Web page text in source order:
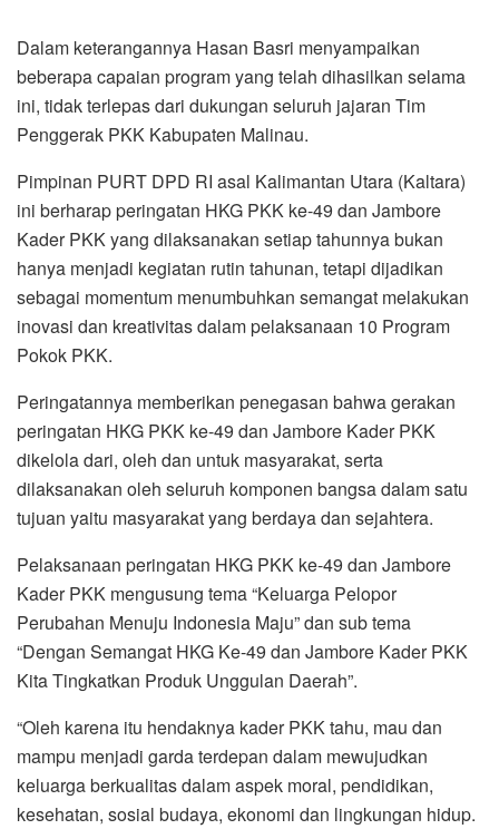
Dalam keterangannya Hasan Basri menyampaikan
beberapa capaian program yang telah dihasilkan selama
ini, tidak terlepas dari dukungan seluruh jajaran Tim
Penggerak PKK Kabupaten Malinau.
Pimpinan PURT DPD RI asal Kalimantan Utara (Kaltara)
ini berharap peringatan HKG PKK ke-49 dan Jambore
Kader PKK yang dilaksanakan setiap tahunnya bukan
hanya menjadi kegiatan rutin tahunan, tetapi dijadikan
sebagai momentum menumbuhkan semangat melakukan
inovasi dan kreativitas dalam pelaksanaan 10 Program
Pokok PKK.
Peringatannya memberikan penegasan bahwa gerakan
peringatan HKG PKK ke-49 dan Jambore Kader PKK
dikelola dari, oleh dan untuk masyarakat, serta
dilaksanakan oleh seluruh komponen bangsa dalam satu
tujuan yaitu masyarakat yang berdaya dan sejahtera.
Pelaksanaan peringatan HKG PKK ke-49 dan Jambore
Kader PKK mengusung tema “Keluarga Pelopor
Perubahan Menuju Indonesia Maju” dan sub tema
“Dengan Semangat HKG Ke-49 dan Jambore Kader PKK
Kita Tingkatkan Produk Unggulan Daerah”.
“Oleh karena itu hendaknya kader PKK tahu, mau dan
mampu menjadi garda terdepan dalam mewujudkan
keluarga berkualitas dalam aspek moral, pendidikan,
kesehatan, sosial budaya, ekonomi dan lingkungan hidup.